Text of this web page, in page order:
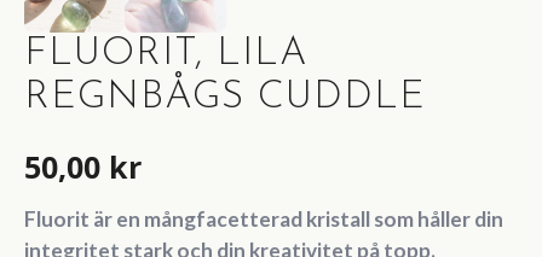
FLUORIT, LILA
REGNBÅGS CUDDLE
50,00 kr
Fluorit är en mångfacetterad kristall som håller din
integritet stark och din kreativitet på topp.